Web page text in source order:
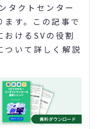
タクトセンター
す。この記事で
おけるSVの役割
ついて詳しく解説